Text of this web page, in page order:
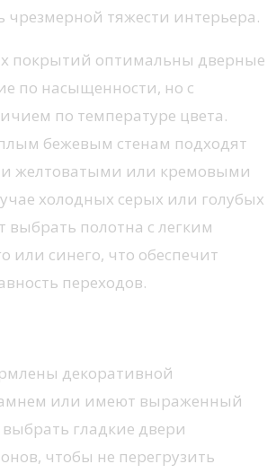
чрезмерной тяжести интерьера.
покрытий оптимальны дверные
по насыщенности, но с
по температуре цвета.
бежевым стенам подходят
желтоватыми или кремовыми
холодных серых или голубых
выбрать полотна с легким
или синего, что обеспечит
переходов.
декоративной
или имеют выраженный
гладкие двери
чтобы не перегрузить